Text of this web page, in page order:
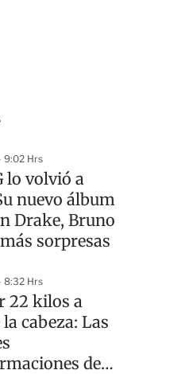
9:02 Hrs
lo volvió a
nuevo álbum
Drake, Bruno
sorpresas
8:32 Hrs
22 kilos a
cabeza: Las
de